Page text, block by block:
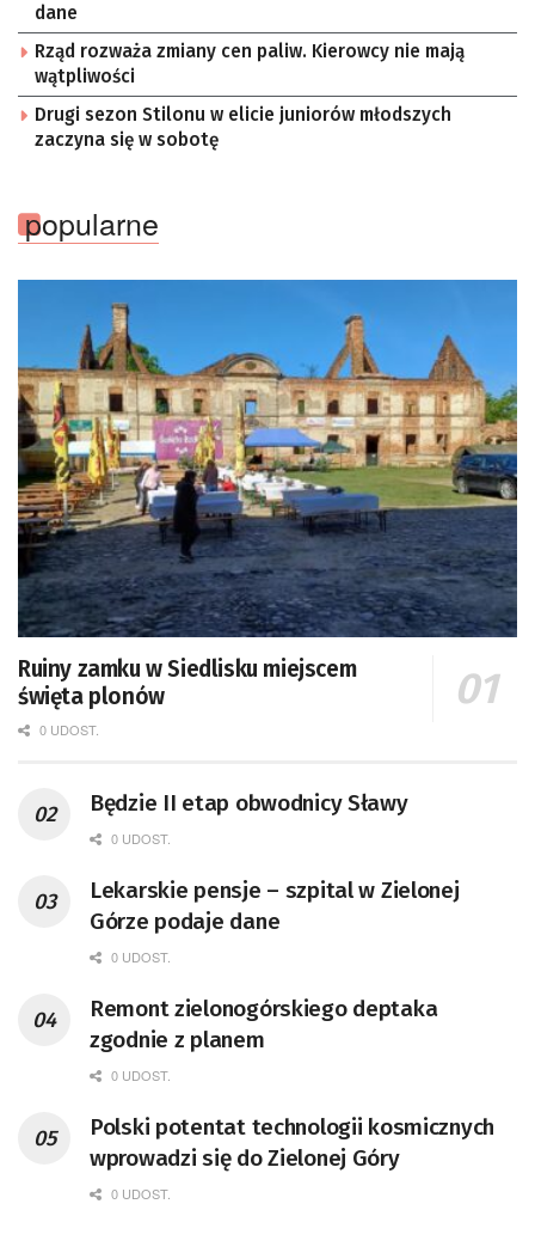
dane
Rząd rozważa zmiany cen paliw. Kierowcy nie mają
wątpliwości
Drugi sezon Stilonu w elicie juniorów młodszych
zaczyna się w sobotę
popularne
Ruiny zamku w Siedlisku miejscem
święta plonów
0 UDOST.
Będzie II etap obwodnicy Sławy
0 UDOST.
Lekarskie pensje – szpital w Zielonej
Górze podaje dane
0 UDOST.
Remont zielonogórskiego deptaka
zgodnie z planem
0 UDOST.
Polski potentat technologii kosmicznych
wprowadzi się do Zielonej Góry
0 UDOST.